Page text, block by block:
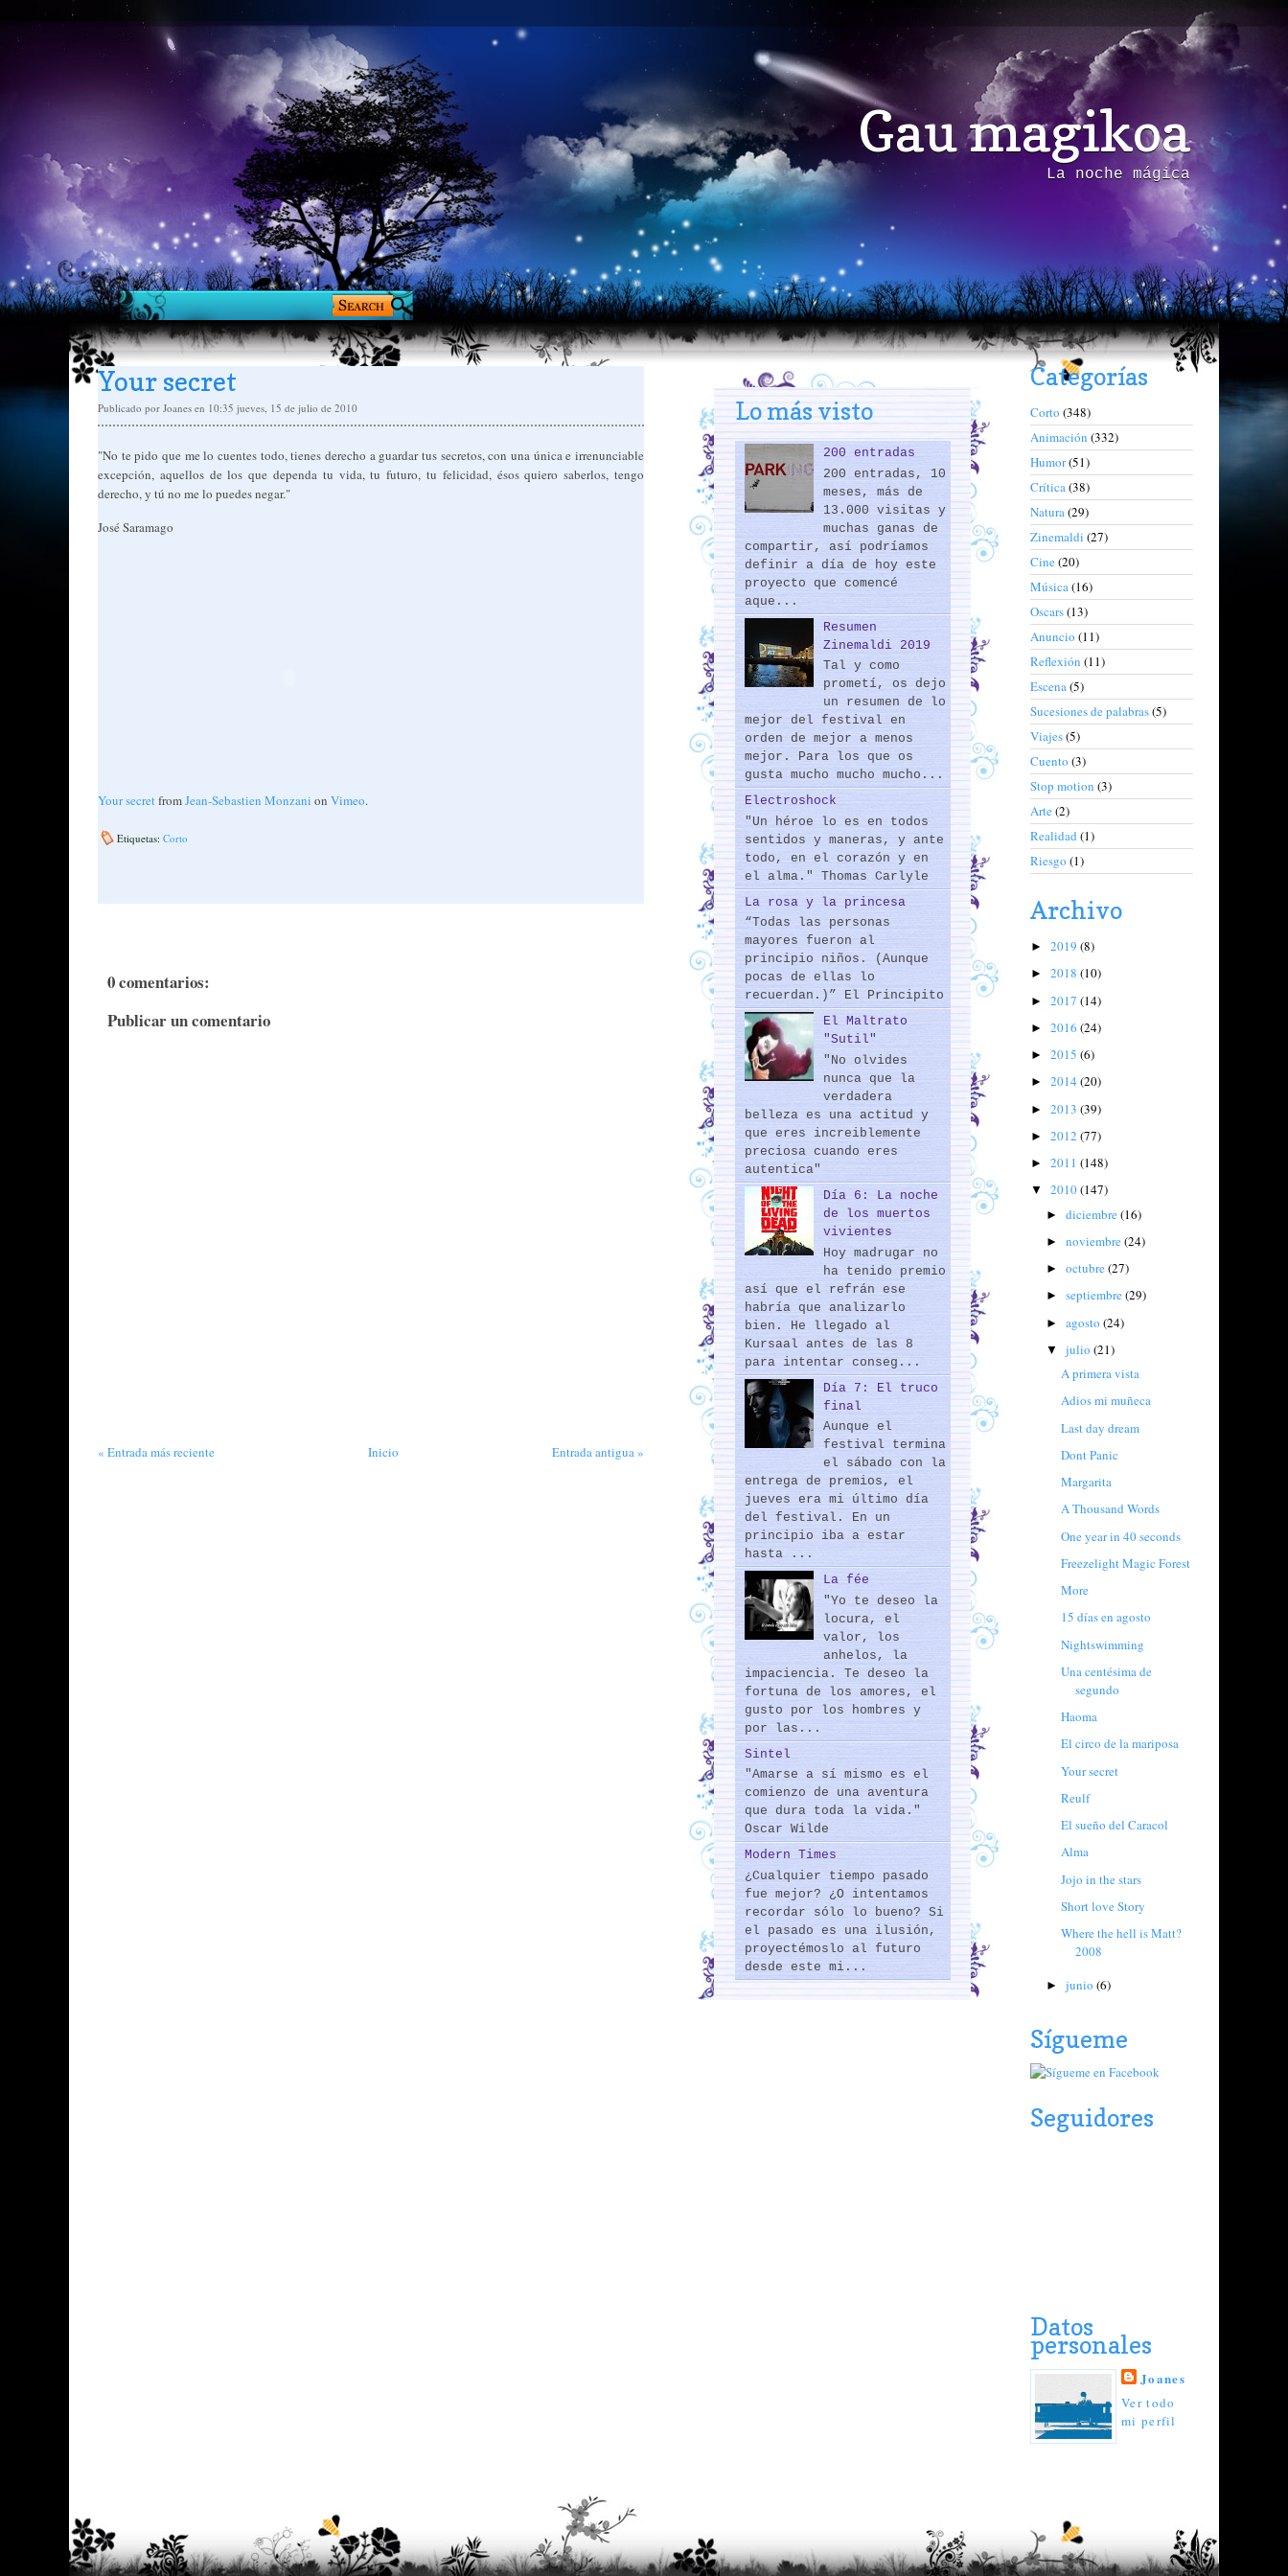
Gau magikoa
La noche mágica
Your secret
Publicado por Joanes en 10:35 jueves, 15 de julio de 2010
"No te pido que me lo cuentes todo, tienes derecho a guardar tus secretos, con una única e irrenunciable
excepción, aquellos de los que dependa tu vida, tu futuro, tu felicidad, ésos quiero saberlos, tengo
derecho, y tú no me lo puedes negar."
José Saramago
Your secretfromJean-Sebastien Monzani on Vimeo.
Etiquetas: Corto
0 comentarios:
Publicar un comentario
« Entrada más reciente Entrada antigua »
Inicio
Lo más visto
200 entradas
200 entradas, 10
meses, más de
13.000 visitas y
muchas ganas de
compartir, así podríamos
definir a día de hoy este
proyecto que comencé
aque...
Resumen
Zinemaldi 2019
Tal y como
prometí, os dejo
un resumen de lo
mejor del festival en
orden de mejor a menos
mejor. Para los que os
gusta mucho mucho mucho...
Electroshock
"Un héroe lo es en todos
sentidos y maneras, y ante
todo, en el corazón y en
el alma." Thomas Carlyle
La rosa y la princesa
“Todas las personas
mayores fueron al
principio niños. (Aunque
pocas de ellas lo
recuerdan.)” El Principito
El Maltrato
"Sutil"
"No olvides
nunca que la
verdadera
belleza es una actitud y
que eres increiblemente
preciosa cuando eres
autentica"
Día 6: La noche
de los muertos
vivientes
Hoy madrugar no
ha tenido premio
así que el refrán ese
habría que analizarlo
bien. He llegado al
Kursaal antes de las 8
para intentar conseg...
Día 7: El truco
final
Aunque el
festival termina
el sábado con la
entrega de premios, el
jueves era mi último día
del festival. En un
principio iba a estar
hasta ...
La fée
"Yo te deseo la
locura, el
valor, los
anhelos, la
impaciencia. Te deseo la
fortuna de los amores, el
gusto por los hombres y
por las...
Sintel
"Amarse a sí mismo es el
comienzo de una aventura
que dura toda la vida."
Oscar Wilde
Modern Times
¿Cualquier tiempo pasado
fue mejor? ¿O intentamos
recordar sólo lo bueno? Si
el pasado es una ilusión,
proyectémoslo al futuro
desde este mi...
Categorías
Corto (348)
Animación (332)
Humor(51)
Crítica(38)
Natura(29)
Zinemaldi (27)
Cine(20)
Música(16)
Oscars(13)
Anuncio (11)
Reflexión (11)
Escena(5)
Sucesiones de palabras(5)
Viajes(5)
Cuento (3)
Stop motion (3)
Arte(2)
Realidad (1)
Riesgo (1)
Archivo
► 2019 (8)
► 2018 (10)
► 2017 (14)
► 2016 (24)
► 2015 (6)
► 2014 (20)
► 2013 (39)
► 2012 (77)
► 2011 (148)
▼ 2010(147)
► diciembre(16)
► noviembre(24)
► octubre(27)
► septiembre(29)
► agosto (24)
▼ julio (21)
A primera vista
Adios mi muñeca
Last day dream
Dont Panic
Margarita
A Thousand Words
One year in 40 seconds
Freezelight Magic Forest
More
15 días en agosto
Nightswimming
Una centésima de
segundo
Haoma
El circo de la mariposa
Your secret
Reulf
El sueño del Caracol
Alma
Jojo in the stars
Short love Story
Where the hell is Matt?
2008
► junio (6)
Sígueme
Seguidores
Datos
personales
Joanes
Ver todo
mi perfil